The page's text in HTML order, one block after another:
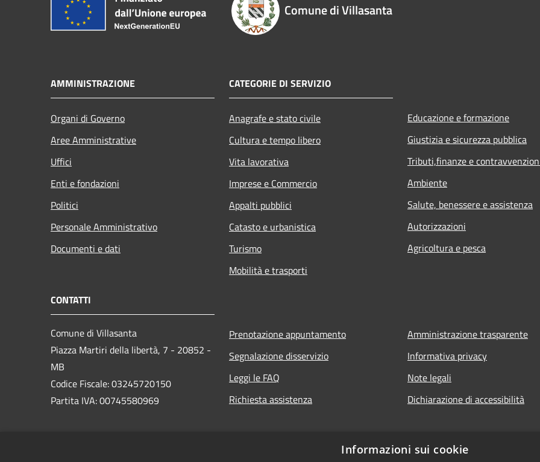
Comune di Villasanta
AMMINISTRAZIONE
Organi di Governo
Aree Amministrative
Uffici
Enti e fondazioni
Politici
Personale Amministrativo
Documenti e dati
CATEGORIE DI SERVIZIO
Anagrafe e stato civile
Cultura e tempo libero
Vita lavorativa
Imprese e Commercio
Appalti pubblici
Catasto e urbanistica
Turismo
Mobilità e trasporti
Educazione e formazione
Giustizia e sicurezza pubblica
Tributi,finanze e
Ambiente
Salute, benessere e assistenza
Autorizzazioni
Agricoltura e pesca
CONTATTI
Comune di Villasanta
Piazza Martiri della libertà, 7 - 20852 -
MB
Codice Fiscale: 03245720150
Partita IVA: 00745580969
Prenotazione appuntamento
Segnalazione disservizio
Leggi le FAQ
Richiesta assistenza
Amministrazione trasparente
Informativa privacy
Note legali
Dichiarazione di accessibilità
Informazioni sui cookie